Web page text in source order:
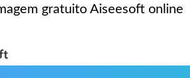
gratuito Aiseesoft online